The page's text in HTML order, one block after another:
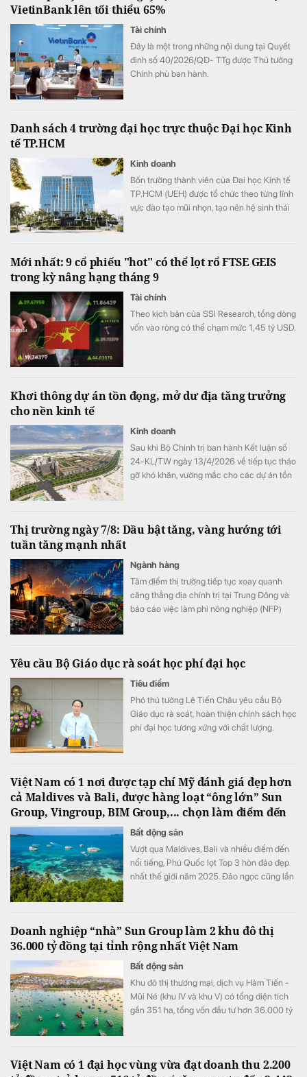
VietinBank lên tối thiểu 65%
Tài chính
Đây là một trong những nội dung tại Quyết
định số 40/2026/QĐ- TTg được Thủ tướng
Chính phủ ban hành.
Danh sách 4 trường đại học trực thuộc Đại học Kinh
tế TP.HCM
Kinh doanh
Bốn trường thành viên của Đại học Kinh tế
TP.HCM (UEH) được tổ chức theo từng lĩnh
vực đào tạo mũi nhọn, tạo nên hệ sinh thái
Mới nhất: 9 cổ phiếu "hot" có thể lọt rổ FTSE GEIS
trong kỳ nâng hạng tháng 9
Tài chính
Theo kịch bản của SSI Research, tổng dòng
vốn vào ròng có thể chạm mức 1,45 tỷ USD.
Khơi thông dự án tồn đọng, mở dư địa tăng trưởng
cho nền kinh tế
Kinh doanh
Sau khi Bộ Chính trị ban hành Kết luận số
24-KL/TW ngày 13/4/2026 về tiếp tục tháo
gỡ khó khăn, vướng mắc cho các dự án tồn
khai.
Thị trường ngày 7/8: Dầu bật tăng, vàng hướng tới
tuần tăng mạnh nhất
Ngành hàng
Tâm điểm thị trường tiếp tục xoay quanh
căng thẳng địa chính trị tại Trung Đông và
báo cáo việc làm phi nông nghiệp (NFP)
vàng tiếp tục đi lên và hướng tới tuần tăng
mạnh nhất kể từ tháng 1.
Yêu cầu Bộ Giáo dục rà soát học phí đại học
Tiêu điểm
Phó thủ tướng Lê Tiến Châu yêu cầu Bộ
Giáo dục rà soát, hoàn thiện chính sách học
phí đại học tương xứng với chất lượng.
Việt Nam có 1 nơi được tạp chí Mỹ đánh giá đẹp hơn
cả Maldives và Bali, được hàng loạt “ông lớn” Sun
Group, Vingroup, BIM Group,... chọn làm điểm đến
Bất động sản
Vượt qua Maldives, Bali và nhiều điểm đến
nổi tiếng, Phú Quốc lọt Top 3 hòn đảo đẹp
nhất thế giới năm 2025. Đảo ngọc cũng lần
Doanh nghiệp “nhà” Sun Group làm 2 khu đô thị
36.000 tỷ đồng tại tỉnh rộng nhất Việt Nam
Bất động sản
Khu đô thị thương mại, dịch vụ Hàm Tiến -
Mũi Né (khu IV và khu V) có tổng diện tích
gần 351 ha, tổng vốn đầu tư hơn 36.000 tỷ
Việt Nam có 1 đại học vùng vừa đạt doanh thu 2.200